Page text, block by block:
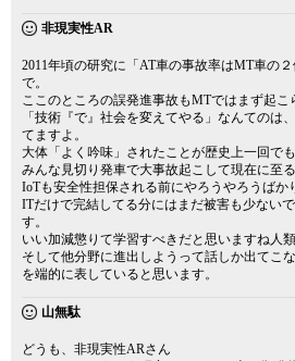
非現実性AR
2011年頃の研究に「AT車の事故率はMT車の
で。
ここのところの誤発進事故もMTではまず起こ
「技術『で』社会を変えてやる」なんてのは
てますよ。
大体「よく吟味」されたことが歴史上一回で
みんな見切り発車で大事故起こして現在に至
IoTも安全性担保される前にやろうやろうばか
ITだけで完結してる分にはまだ被害も少ない
す。
いい加減懲りて学習すべきだと思いますね人類
そして他分野に進出しようって話しか出てこ
を端的に表していると思います。
山無駄
どうも、非現実性ARさん